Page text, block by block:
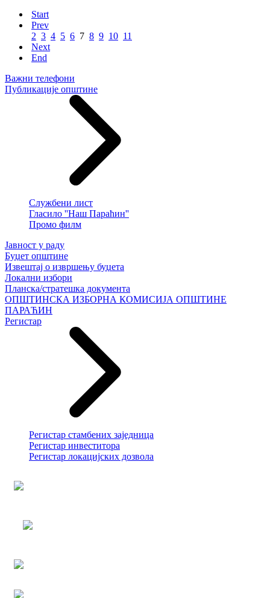
Start
Prev
2 3 4 5 6 7 8 9 10 11
Next
End
Важни телефони
Публикације општине
Службени лист
Гласило ''Наш Параћин''
Промо филм
Јавност у раду
Буџет општине
Извештај о извршењу буџета
Локални избори
Планска/стратешка документа
ОПШТИНСКА ИЗБОРНА КОМИСИЈА ОПШТИНЕ
ПАРАЋИН
Регистар
Регистар стамбених заједница
Регистар инвеститора
Регистар локацијских дозвола